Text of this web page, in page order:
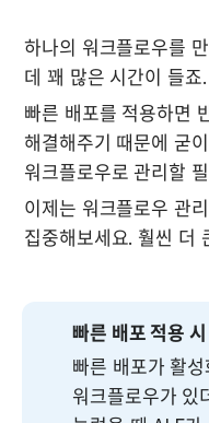
하나의 워크플로우를
데 꽤 많은 시간이 들죠.
빠른 배포를 적용하면
해결해주기 때문에 굳
워크플로우로 관리할
이제는 워크플로우 관
집중해보세요. 훨씬 더
빠른 배포 적용
빠른 배포가 활
워크플로우가 있